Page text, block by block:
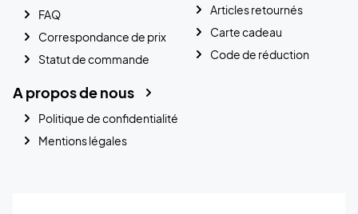
FAQ
Correspondance de prix
Statut de commande
Articles retournés
Carte cadeau
Code de réduction
A propos de nous
Politique de confidentialité
Mentions légales